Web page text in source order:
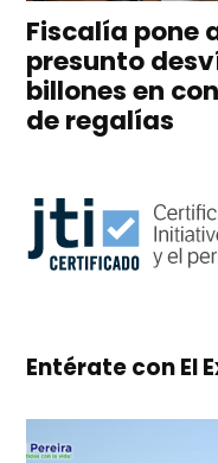
Fiscalía pone
presunto
billones en
de regalías
Entérate con El